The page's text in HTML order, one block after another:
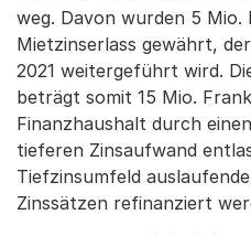
weg. Davon wurden 5 Mio.
Mietzinserlass gewährt,
2021 weitergeführt wird.
beträgt somit 15 Mio.
Finanzhaushalt durch
tieferen Zinsaufwand
Tiefzinsumfeld
Zinssätzen refinanziert